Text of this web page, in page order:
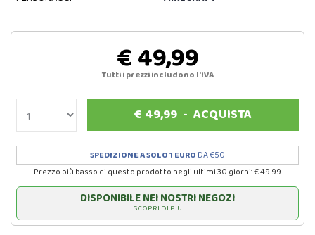
€ 49,99
Tutti i prezzi includono l'IVA
€ 49,99 -ACQUISTA
SPEDIZIONE A SOLO 1 EURO DA €50
Prezzo più basso di questo prodotto negli ultimi 30 giorni: € 49.99
DISPONIBILE NEI NOSTRI NEGOZI
SCOPRI DI PIÙ